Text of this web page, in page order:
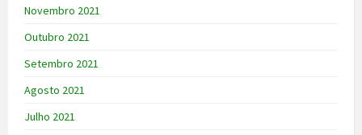
Novembro 2021
Outubro 2021
Setembro 2021
Agosto 2021
Julho 2021